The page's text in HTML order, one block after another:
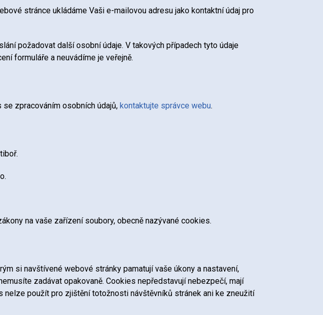
stránce ukládáme Vaši e-mailovou adresu jako kontaktní údaj pro
požadovat další osobní údaje. V takových případech tyto údaje
formuláře a neuvádíme je veřejně.
zpracováním osobních údajů, kontaktujte správce webu.
na vaše zařízení soubory, obecně nazývané cookies.
si navštívené webové stránky pamatují vaše úkony a nastavení,
zadávat opakovaně. Cookies nepředstavují nebezpečí, mají
nelze použít pro zjištění totožnosti návštěvníků stránek ani ke zneužití